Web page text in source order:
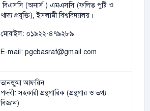
বিএসসি (অনার্স ) এমএসসি (ফলিত পুষ্টি ও
খাদ্য প্রযুক্তি), ইসলামী বিশ্ববিদ্যালয়।
মোবাইল: ০১৯২২-৪৭৯২৮৯
E-mail: pgcbasraf@gmail.com
তানজুমা আফরিন
পদবী: সহকারী গ্রন্থগারিক (গ্রন্থগার ও তথ্য
বিজ্ঞান)